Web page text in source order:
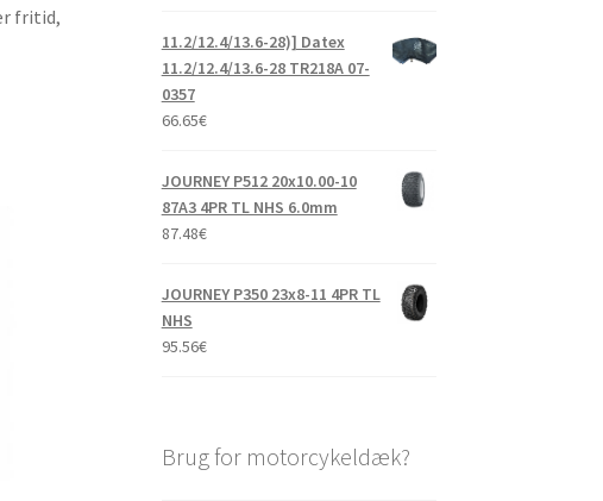
fritid,
11.2/12.4/13.6-28)] Datex
11.2/12.4/13.6-28 TR218A 07-
0357
66.65€
JOURNEY P512 20x10.00-10
87A3 4PR TL NHS 6.0mm
87.48€
JOURNEY P350 23x8-11 4PR TL
NHS
95.56€
Brug for motorcykeldæk?